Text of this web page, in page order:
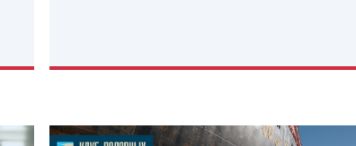
УЗНАТЬ ПОДРОБНЕЕ